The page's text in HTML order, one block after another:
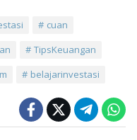
cuan
TipsKeuangan
belajarinvestasi